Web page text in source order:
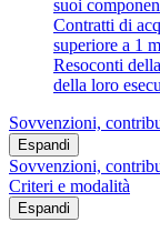
suoi
Contratti di
superiore a 1
Resoconti
della loro
Sovvenzioni,
Espandi
Sovvenzioni,
Criteri e modalità
Espandi